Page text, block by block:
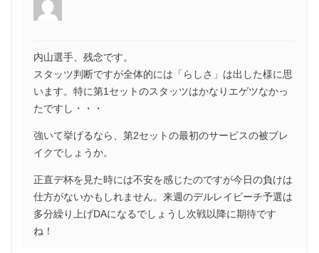
内山選手、残念です。
スタッツ判断ですが全体的には「らしさ」は出した様に思
います。特に第1セットのスタッツはかなりエゲツなかっ
たですし・・・
強いて挙げるなら、第2セットの最初のサービスの被ブレ
イクでしょうか。
正直デ杯を見た時には不安を感じたのですが今日の負けは
仕方がないかもしれません。来週のデルレイビーチ予選は
多分繰り上げDAになるでしょうし次戦以降に期待です
ね！